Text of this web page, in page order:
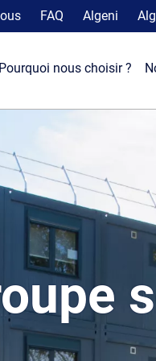
FAQ Algeni
Pourquoi nous choisir ?